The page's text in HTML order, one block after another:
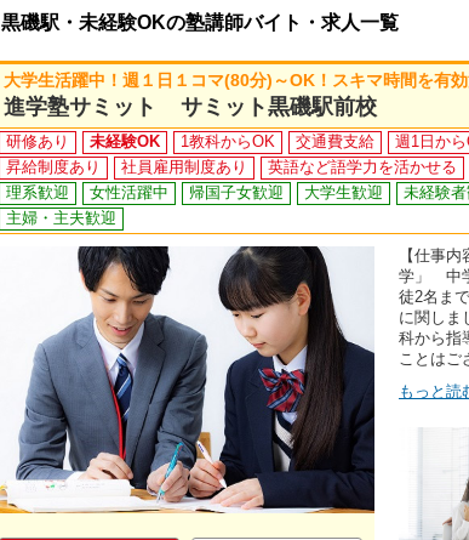
黒磯駅・未経験OKの塾講師バイト・求人一覧
大学生活躍中！週１日１コマ(80分)～OK！スキマ時間を有効
進学塾サミット サミット黒磯駅前校
研修あり 未経験OK 1教科からOK 交通費支給 週1日か
昇給制度あり
社員雇用制度あり 英語など語学力を活かせる
理系歓迎
女性活躍中 帰国子女歓迎 大学生歓迎 未経験者
主婦・主夫歓迎
【仕事
学」 中
徒2名ま
に関しま
科から指
ことはご
もっと読